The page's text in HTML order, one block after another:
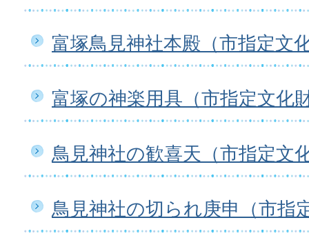
富塚鳥見神社本殿（市指定文
富塚の神楽用具（市指定文化
鳥見神社の歓喜天（市指定文
鳥見神社の切られ庚申（市指